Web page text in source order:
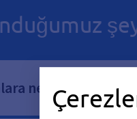
neler sunuyoruz